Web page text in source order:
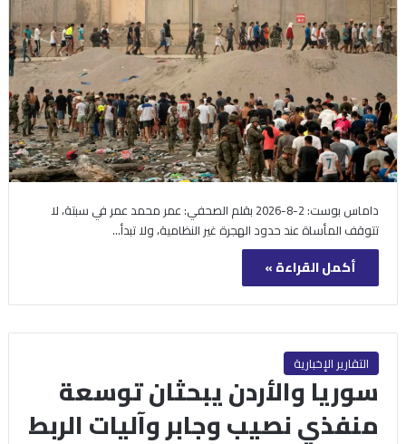
داماس بوست: 2-8-2026 بقلم الصحفي: عمر محمد عمر في سبتة، لا
تتوقف المأساة عند حدود الهجرة غير النظامية، ولا تبدأ…
أكمل القراءة »
التقارير الإخبارية
سوريا والأردن يبحثان توسعة
منفذي نصيب وجابر وآليات الربط